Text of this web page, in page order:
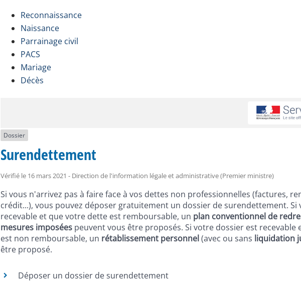
Reconnaissance
Naissance
Parrainage civil
PACS
Mariage
Décès
Dossier
Surendettement
Vérifié le 16 mars 2021 - Direction de l'information légale et administrative (Premier ministre)
Si vous n'arrivez pas à faire face à vos dettes non professionnelles (factures,
crédit...), vous pouvez déposer gratuitement un dossier de surendettement. Si
recevable et que votre dette est remboursable, un plan conventionnel de
mesures imposées peuvent vous être proposés. Si votre dossier est recevable
est non remboursable, un rétablissement personnel (avec ou sans liquidation
être proposé.
Déposer un dossier de surendettement